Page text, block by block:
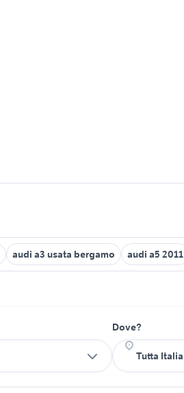
audi a3 usata bergamo audi a5 2011
Dove?